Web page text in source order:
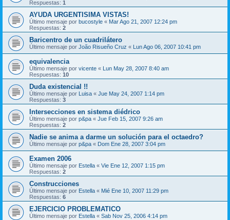
Respuestas: 1
AYUDA URGENTISIMA VISTAS!
Último mensaje por bucostyle « Mar Ago 21, 2007 12:24 pm
Respuestas: 2
Baricentro de un cuadrilátero
Último mensaje por João Risueño Cruz « Lun Ago 06, 2007 10:41 pm
equivalencia
Último mensaje por vicente « Lun May 28, 2007 8:40 am
Respuestas: 10
Duda existencial !!
Último mensaje por Luisa « Jue May 24, 2007 1:14 pm
Respuestas: 3
Intersecciones en sistema diédrico
Último mensaje por p&pa « Jue Feb 15, 2007 9:26 am
Respuestas: 2
Nadie se anima a darme un solución para el octaedro?
Último mensaje por p&pa « Dom Ene 28, 2007 3:04 pm
Examen 2006
Último mensaje por Estella « Vie Ene 12, 2007 1:15 pm
Respuestas: 2
Construcciones
Último mensaje por Estella « Mié Ene 10, 2007 11:29 pm
Respuestas: 6
EJERCICIO PROBLEMATICO
Último mensaje por Estella « Sab Nov 25, 2006 4:14 pm